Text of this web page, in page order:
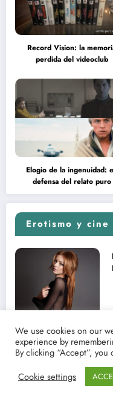
Record Vision: la
perdida del videoclub
Elogio de la ingenuidad:
defensa del relato puro
Erotismo y cine
We use cookies on our
experience by
By clicking “Accept”,
Cookie settings